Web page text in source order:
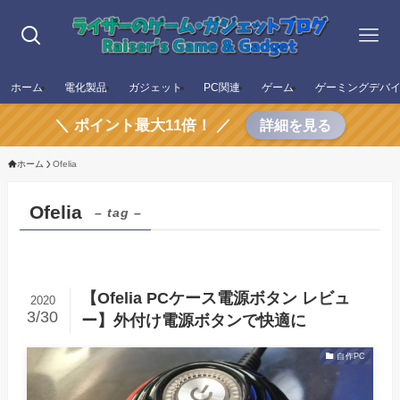
ホーム 電化製品 ガジェット PC関連 ゲーム ゲーミングデバ
＼ ポイント最大11倍！ ／ 詳細を見る
ホーム Ofelia
Ofelia – tag –
【Ofelia PCケース電源ボタン レビュ
ー】外付け電源ボタンで快適に
2020
3/30
自作PC